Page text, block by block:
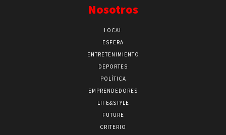
Nosotros
LOCAL
ESFERA
ENTRETENIMIENTO
DEPORTES
POLÍTICA
EMPRENDEDORES
LIFE&STYLE
FUTURE
CRITERIO